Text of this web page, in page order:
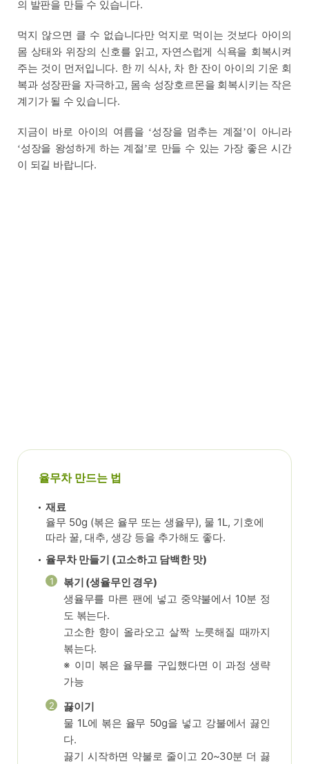
의 발판을 만들 수 있습니다.
먹지 않으면 클 수 없습니다만 억지로 먹이는 것보다 아이의
몸 상태와 위장의 신호를 읽고, 자연스럽게 식욕을 회복시켜
주는 것이 먼저입니다. 한 끼 식사, 차 한 잔이 아이의 기운 회
복과 성장판을 자극하고, 몸속 성장호르몬을 회복시키는 작은
계기가 될 수 있습니다.
지금이 바로 아이의 여름을 ‘성장을 멈추는 계절’이 아니라
‘성장을 왕성하게 하는 계절’로 만들 수 있는 가장 좋은 시간
이 되길 바랍니다.
율무차 만드는 법
재료
율무 50g (볶은 율무 또는 생율무), 물 1L, 기호에
따라 꿀, 대추, 생강 등을 추가해도 좋다.
율무차 만들기 (고소하고 담백한 맛)
1 볶기 (생율무인 경우)
생율무를 마른 팬에 넣고 중약불에서 10분 정
도 볶는다.
고소한 향이 올라오고 살짝 노릇해질 때까지
볶는다.
※ 이미 볶은 율무를 구입했다면 이 과정 생략
가능
2 끓이기
물 1L에 볶은 율무 50g을 넣고 강불에서 끓인
다.
끓기 시작하면 약불로 줄이고 20~30분 더 끓